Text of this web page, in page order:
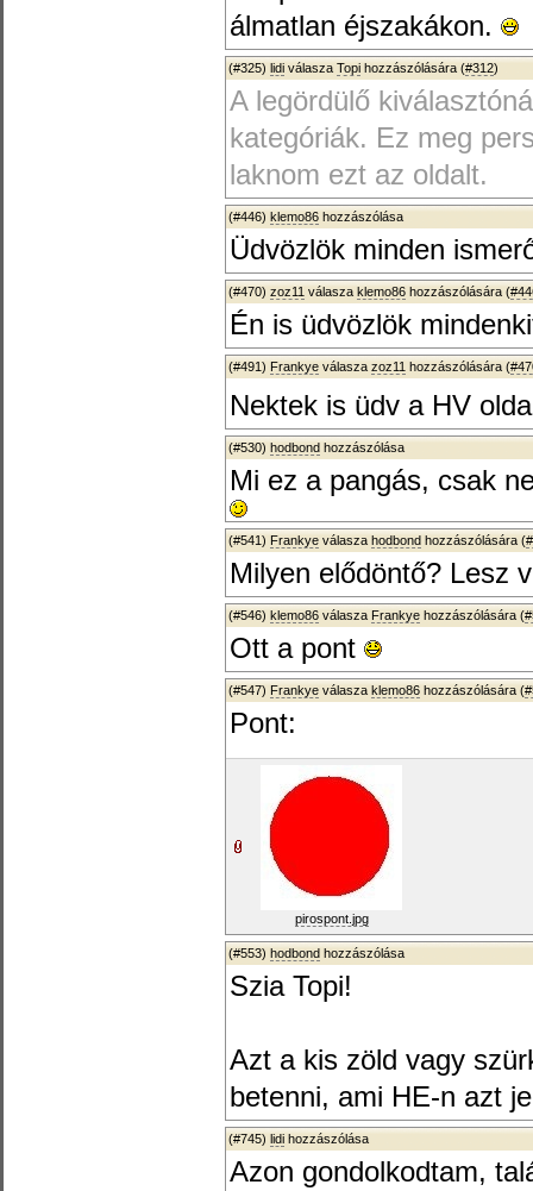
álmatlan éjszakákon.
(#325) lidi válasza Topi hozzászólására (#312)
A legördülő
kategóriák. Ez meg
laknom ezt az oldalt.
(#446) klemo86 hozzászólása
Üdvözlök minden
(#470) zoz11 válasza klemo86 hozzászólására (
Én is üdvözlök
(#491) Frankye válasza zoz11 hozzászólására (
Nektek is üdv a HV
(#530) hodbond hozzászólása
Mi ez a pangás, csak
(#541) Frankye válasza hodbond hozzászólására (
Milyen elődöntő? Lesz
(#546) klemo86 válasza Frankye hozzászólására (
Ott a pont
(#547) Frankye válasza klemo86 hozzászólására (
Pont:
pirospont.jpg
(#553) hodbond hozzászólása
Szia Topi!
Azt a kis zöld vagy
betenni, ami HE-n azt
(#745) lidi hozzászólása
Azon gondolkodtam,